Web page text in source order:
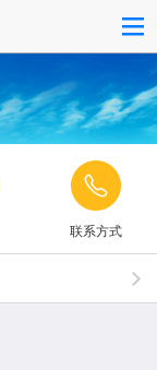
联系方式